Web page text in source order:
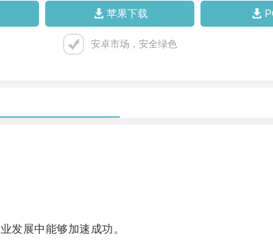
苹果下载
安卓市场，安全绿色
展中能够加速成功。